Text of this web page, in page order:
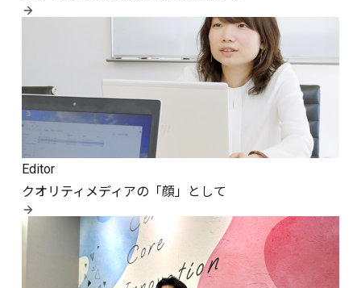
Editor
クオリティメディアの「顔」として